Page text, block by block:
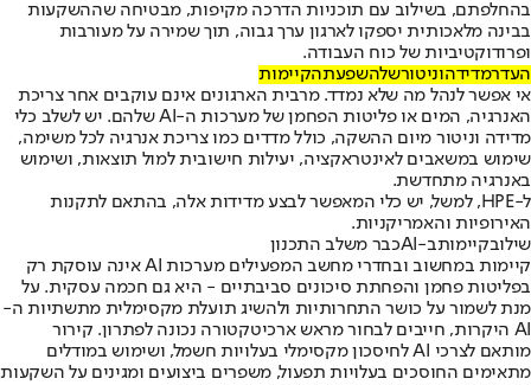
בהחלפתם, בשילוב עם תוכניות הדרכה מקיפות, מבטיחה שההשקעות
בבינה מלאכותית יספקו לארגון ערך גבוה, תוך שמירה על מעורבות
ופרודוקטיביות של כוח העבודה.
העדרמדידהוניטורשלהשפעתהקיימות
אי אפשר לנהל מה שלא נמדד. מרבית הארגונים אינם עוקבים אחר צריכת
האנרגיה, המים או פליטות הפחמן של מערכות ה-AI שלהם. יש לשלב כלי
מדידה וניטור מיום ההשקה, כולל מדדים כמו צריכת אנרגיה לכל משימה,
שימוש במשאבים לאינטראקציה, יעילות חישובית למול תוצאות, ושימוש
באנרגיה מתחדשת.
ל-HPE, למשל, יש כלי המאפשר לבצע מדידות אלה, בהתאם לתקנות
האירופיות והאמריקניות.
שילובקיימותב-AI
כבר משלב התכנון
קיימות במחשוב ובחדרי מחשב המפעילים מערכות AI אינה עוסקת רק
בפליטות פחמן והפחתת סיכונים סביבתיים - היא גם חכמה עסקית. על
מנת לשמור על כושר התחרותיות ולהשיג תועלת מקסימלית מתשתיות ה-
AI היקרות, חייבים לבחור מראש ארכיטקטורה נכונה לפתרון. קירור
מותאם לצרכי AI לחיסכון מקסימלי בעלויות חשמל, ושימוש במודלים
מתאימים החוסכים בעלויות תפעול, משפרים ביצועים ומגינים על השקעות